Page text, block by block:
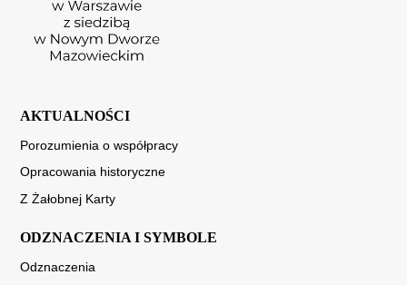
AKTUALNOŚCI
Porozumienia o współpracy
Opracowania historyczne
Z Żałobnej Karty
ODZNACZENIA I SYMBOLE
Odznaczenia